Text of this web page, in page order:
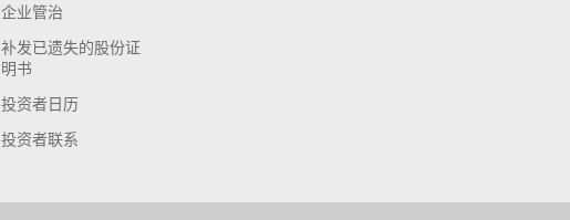
企业管治
补发已遗失的股份证
明书
投资者日历
投资者联系